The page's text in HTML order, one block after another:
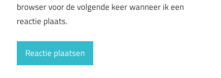
browser voor de volgende keer wanneer ik een
reactie plaats.